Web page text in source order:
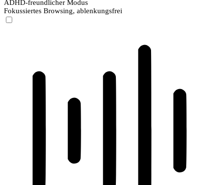
ADHD-freundlicher Modus
Fokussiertes Browsing, ablenkungsfrei